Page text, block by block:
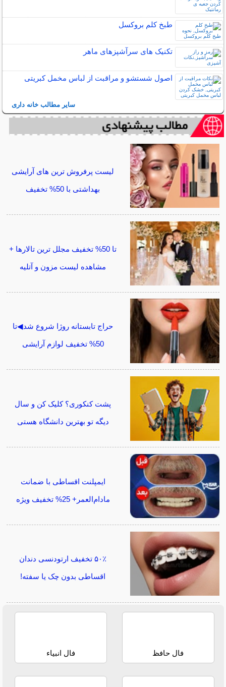
طبخ کلم بروکسل
تکنیک های سرآشپزهای ماهر
اصول شستشو و مراقبت از لباس مخمل کبریتی
سایر مطالب خانه داری
لیست پرفروش ترین های آرایشی
بهداشتی با 50% تخفیف
تا 50% تخفیف مجلل ترین تالارها +
مشاهده لیست مزون و آتلیه
حراج تابستانه روژا شروع شد◀تا
50% تخفیف لوازم آرایشی
پشت کنکوری؟ کلیک کن و سال
دیگه تو بهترین دانشگاه هستی
ایمپلنت اقساطی با ضمانت
مادام‌العمر+ 25% تخفیف ویژه
۵۰٪ تخفیف ارتودنسی دندان
اقساطی بدون چک یا سفته!
فال حافظ فال انبیاء